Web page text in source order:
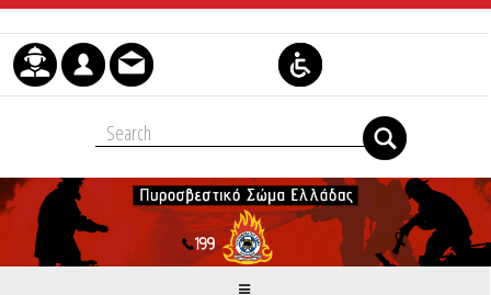
Μετάβαση στο περιεχόμενο